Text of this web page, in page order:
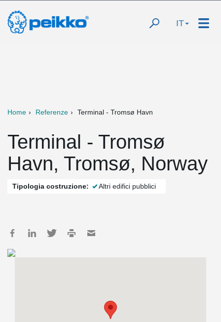
IT
Home Referenze Terminal - Tromsø Havn
Terminal - Tromsø
Havn, Tromsø, Norway
Tipologia costruzione: Altri edifici pubblici